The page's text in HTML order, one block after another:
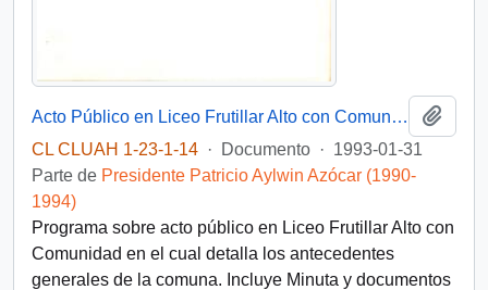
Acto Público en Liceo Frutillar Alto con Comunidad
CL CLUAH 1-23-1-14 · Documento · 1993-01-31
Parte de Presidente Patricio Aylwin Azócar (1990-
1994)
Programa sobre acto público en Liceo Frutillar Alto con
Comunidad en el cual detalla los antecedentes
generales de la comuna. Incluye Minuta y documentos